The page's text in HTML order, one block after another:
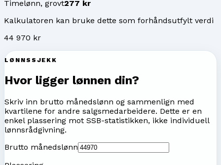
Timelønn, grovt277 kr
Kalkulatoren kan bruke dette som forhåndsutfylt verdi
44 970 kr
LØNNSSJEKK
Hvor ligger lønnen din?
Skriv inn brutto månedslønn og sammenlign med
kvartilene for andre salgsmedarbeidere. Dette er en
enkel plassering mot SSB-statistikken, ikke individuell
lønnsrådgivning.
Brutto månedslønn